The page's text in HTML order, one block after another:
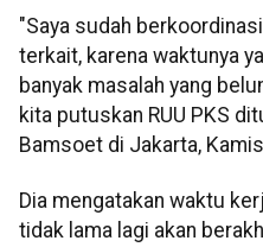
"Saya sudah
terkait, karena waktunya
banyak masalah yang
kita putuskan RUU PKS
Bamsoet di Jakarta,
Dia mengatakan waktu
tidak lama lagi akan